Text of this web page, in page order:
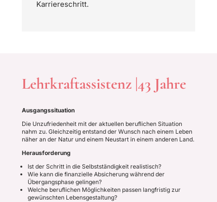
Karriereschritt.
Lehrkraftassistenz |43 Jahre
Ausgangssituation
Die Unzufriedenheit mit der aktuellen beruflichen Situation
nahm zu. Gleichzeitig entstand der Wunsch nach einem Leben
näher an der Natur und einem Neustart in einem anderen Land.
Herausforderung
Ist der Schritt in die Selbstständigkeit realistisch?
Wie kann die finanzielle Absicherung während der
Übergangsphase gelingen?
Welche beruflichen Möglichkeiten passen langfristig zur
gewünschten Lebensgestaltung?